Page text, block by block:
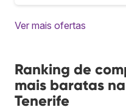
Ver mais ofertas
Ranking de
mais baratas
Tenerife